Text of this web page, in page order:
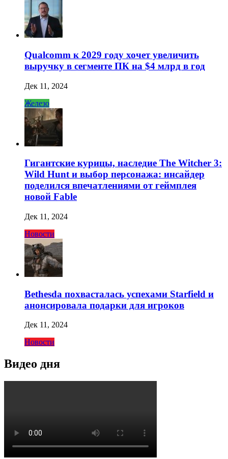
Qualcomm к 2029 году хочет увеличить
выручку в сегменте ПК на $4 млрд в год
Дек 11, 2024
Железо
Гигантские курицы, наследие The Witcher 3:
Wild Hunt и выбор персонажа: инсайдер
поделился впечатлениями от геймплея
новой Fable
Дек 11, 2024
Новости
Bethesda похвасталась успехами Starfield и
анонсировала подарки для игроков
Дек 11, 2024
Новости
Видео дня